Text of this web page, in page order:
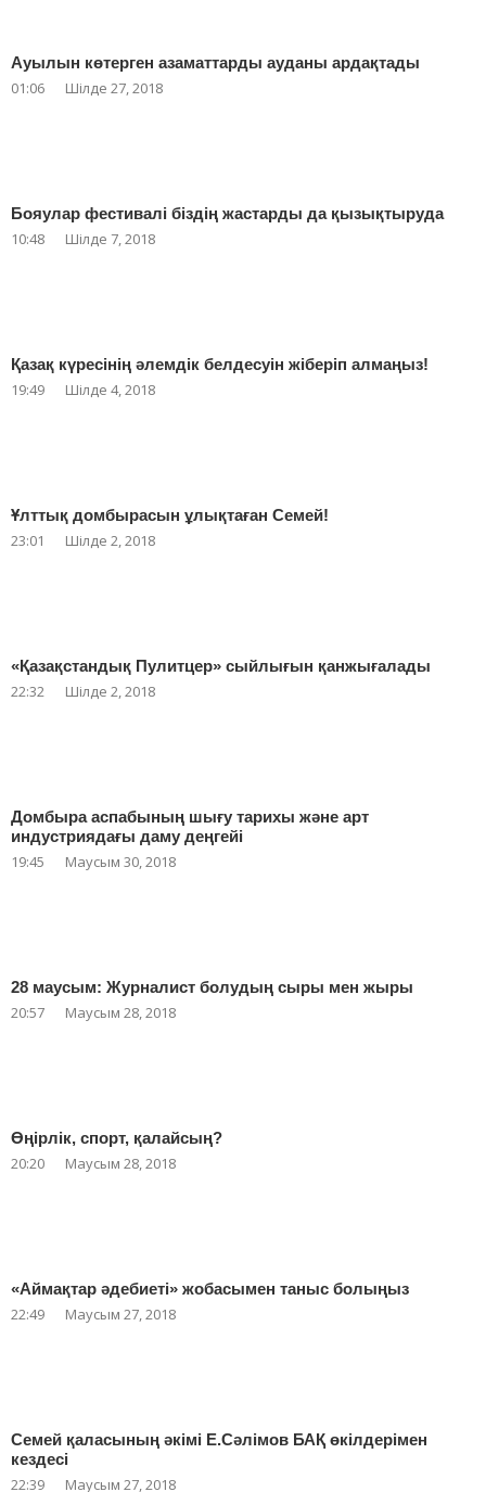
Ауылын көтерген азаматтарды ауданы ардақтады
01:06 Шілде 27, 2018
Бояулар фестивалі біздің жастарды да қызықтыруда
10:48 Шілде 7, 2018
Қазақ күресінің әлемдік белдесуін жіберіп алмаңыз!
19:49 Шілде 4, 2018
Ұлттық домбырасын ұлықтаған Семей!
23:01 Шілде 2, 2018
«Қазақстандық Пулитцер» сыйлығын қанжығалады
22:32 Шілде 2, 2018
Домбыра аспабының шығу тарихы және арт
индустриядағы даму деңгейі
19:45 Маусым 30, 2018
28 маусым: Журналист болудың сыры мен жыры
20:57 Маусым 28, 2018
Өңірлік, спорт, қалайсың?
20:20 Маусым 28, 2018
«Аймақтар әдебиеті» жобасымен таныс болыңыз
22:49 Маусым 27, 2018
Семей қаласының әкімі Е.Сәлімов БАҚ өкілдерімен
кездесі
22:39 Маусым 27, 2018